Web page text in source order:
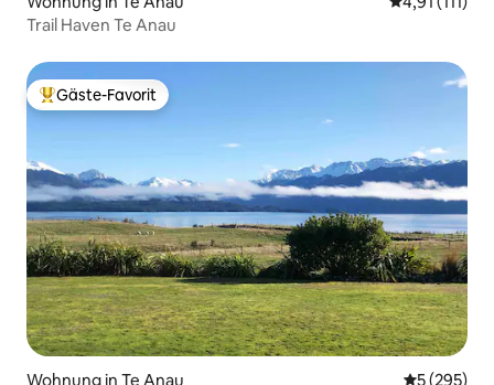
Trail Haven Te Anau
Beliebter Gäste-Favorit.
Gäste-Favorit
Wohnung in Te Anau
5 (295)